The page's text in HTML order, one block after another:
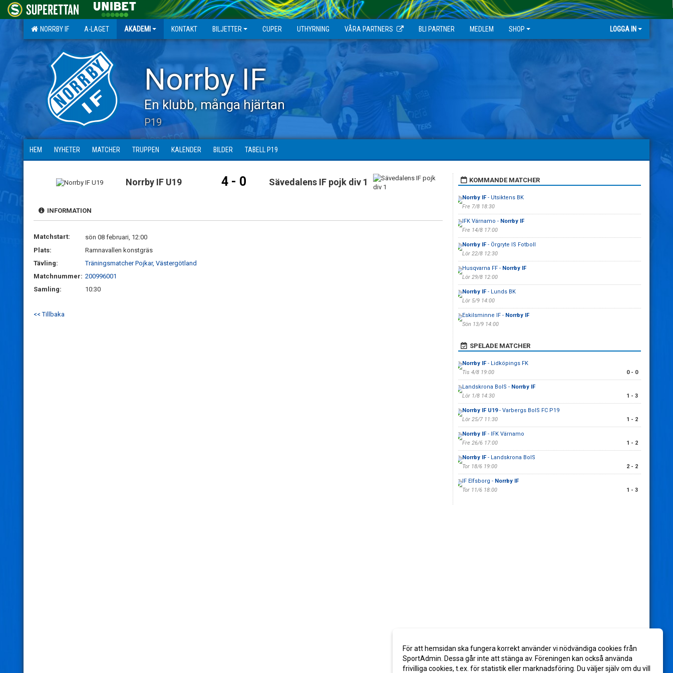
NORRBY IF A-LAGET AKADEMI KONTAKT BILJETTER CUPER UTHYRNING VÅRA PARTNERS BLI PARTNER MEDLEM SHOP LOGGA IN
Norrby IF
En klubb, många hjärtan
P19
HEM NYHETER MATCHER TRUPPEN KALENDER BILDER TABELL P19
Norrby IF U19 4 - 0 Sävedalens IF pojk div 1
INFORMATION
Matchstart:
sön 08 februari, 12:00
Plats:
Ramnavallen konstgräs
Tävling:
Träningsmatcher Pojkar, Västergötland
Matchnummer: 200996001
Samling:
10:30
<< Tillbaka
KOMMANDE MATCHER
Norrby IF - Utsiktens BK
Fre 7/8 18:30
IFK Värnamo - Norrby IF
Fre 14/8 17:00
Norrby IF - Örgryte IS Fotboll
Lör 22/8 12:30
Husqvarna FF - Norrby IF
Lör 29/8 12:00
Norrby IF - Lunds BK
Lör 5/9 14:00
Eskilsminne IF - Norrby IF
Sön 13/9 14:00
SPELADE MATCHER
Norrby IF - Lidköpings FK
Tis 4/8 19:00
0 - 0
Landskrona BoIS - Norrby IF
Lör 1/8 14:30
1 - 3
Norrby IF U19- Varbergs BoIS FC P19
Lör 25/7 11:30
1 - 2
Norrby IF - IFK Värnamo
Fre 26/6 17:00
1 - 2
Norrby IF - Landskrona BoIS
Tor 18/6 19:00
2 - 2
IF Elfsborg - Norrby IF
Tor 11/6 18:00
1 - 3
För att hemsidan ska fungera korrekt använder vi nödvändiga cookies från
SportAdmin. Dessa går inte att stänga av. Föreningen kan också använda
frivilliga cookies, t.ex. för statistik eller marknadsföring. Du väljer själv om du vill